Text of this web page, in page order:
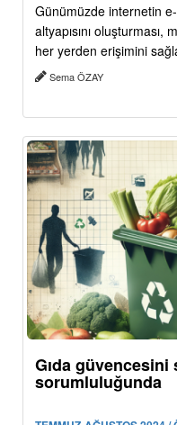
Günümüzde internetin
altyapısını oluşturması,
her yerden erişimini
Sema ÖZAY
Gıda
sorumluluğunda